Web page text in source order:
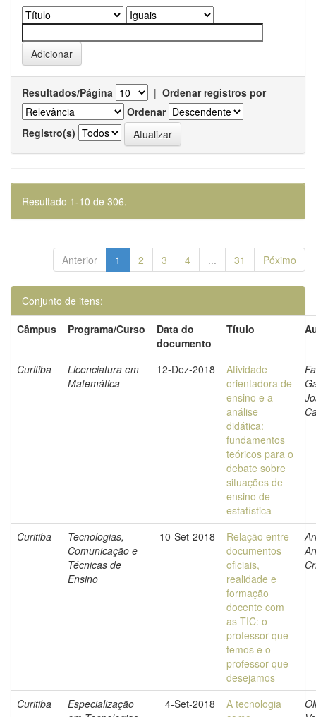
Resultados/Página | Ordenar registros por
Ordenar
Registro(s)
Resultado 1-10 de 306.
Anterior 1 2 3 4 ... 31 Póximo
Conjunto de itens:
Câmpus
Programa/Curso
Data do
documento
Título
Curitiba
Licenciatura em
Matemática
12-Dez-2018
Atividade
orientadora de
ensino e a
análise
didática:
fundamentos
teóricos para o
debate sobre
situações de
ensino de
estatística
Curitiba
Tecnologias,
Comunicação e
Técnicas de
Ensino
10-Set-2018
Relação entre
documentos
oficiais,
realidade e
formação
docente com
as TIC: o
professor que
temos e o
professor que
desejamos
Curitiba
Especialização
4-Set-2018
A tecnologia